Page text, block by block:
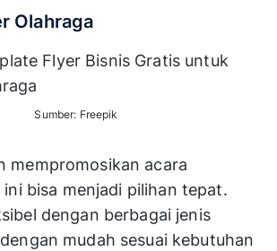
Olahraga
Sumber: Freepik
mempromosikan acara
bisa menjadi pilihan tepat.
dengan berbagai jenis
mudah sesuai kebutuhan